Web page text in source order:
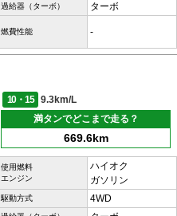
過給器（ターボ） ターボ
燃費性能 -
10・15
9.3km/L
満タンでどこまで走る？
669.6km
使用燃料
エンジン
ハイオク
ガソリン
駆動方式 4WD